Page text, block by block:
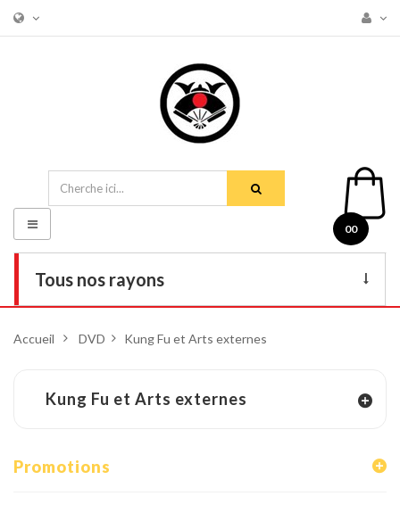
00
Tous nos rayons
Armes
Chaussures
Basculer
la
navigation
Accueil > DVD > Kung Fu et Arts externes
Kung Fu et Arts externes
Promotions